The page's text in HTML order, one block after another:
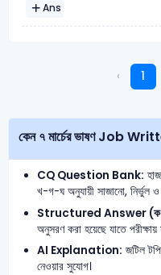
Ans
‹ 1
কেন ৭ মার্চের ভাষণ Job
CQ Question Bank:
খ-গ-ঘ অনুযায়ী সাজানো, নির্ভুল
Structured Answer
অনুসরণ করা হয়েছে যাতে
AI Explanation: জটিল
নেওয়ার সুযোগ।